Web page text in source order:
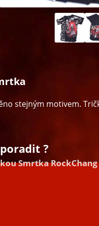
stejným motivem.
?
Smrtka RockChang